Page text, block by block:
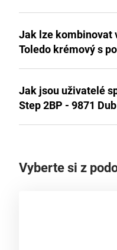
Jak lze kombinovat
Toledo krémový s
Jak jsou uživatelé
Step 2BP - 9871
Vyberte si z